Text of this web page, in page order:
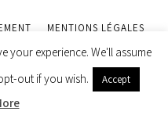
MENTIONS LÉGALES
DU 18 JUIN. DESIGN
your experience. We'll assume
out if you wish.
Accept